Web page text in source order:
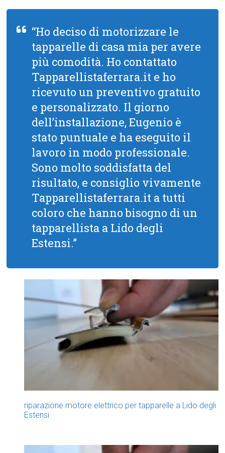
“Ho deciso di motorizzare le
tapparelle di casa mia per avere
più comodità. Ho contattato
Tapparellistaferrara.it e ho
ricevuto un preventivo gratuito
e personalizzato. Il giorno
dell’installazione, Eugenio è
stato puntuale e ha eseguito il
lavoro in modo professionale.
Sono molto soddisfatta del
risultato, e consiglio vivamente
Tapparellistaferrara.it a tutti
coloro che hanno bisogno di un
tapparellista a Lido degli
Estensi.”
riparazione motore elettrico per tapparelle a Lido degli
Estensi